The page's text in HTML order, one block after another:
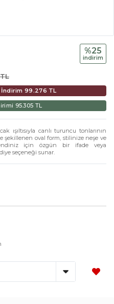
%25
i̇ndi̇ri̇m
İndirim99.276 TL
95.305 TL
ışıltısıyla canlı turuncu tonlarının
şekillenen oval form, stilinize neşe ve
için özgün bir ifade veya
seçeneği sunar.